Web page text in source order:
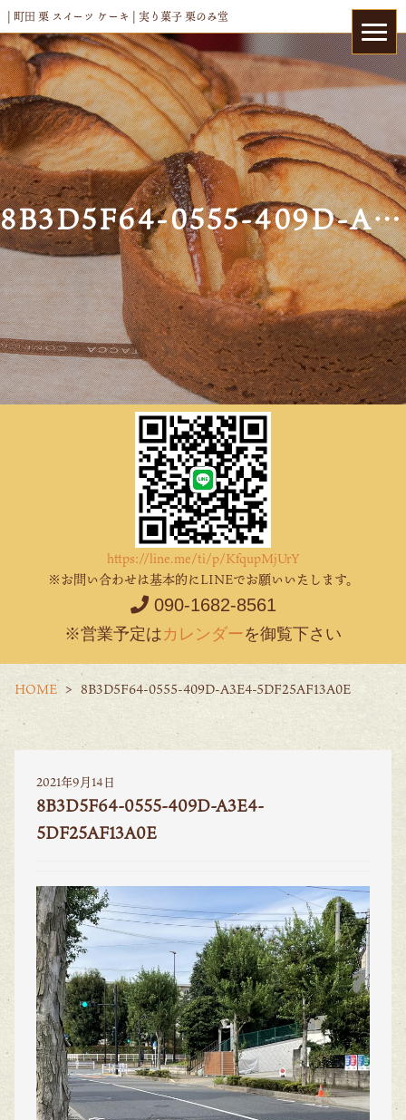
| 町田 栗 スイーツ ケーキ | 実り菓子 栗のみ堂
8B3D5F64-0555-409D-A3E4-5DF25AF13A0E
https://line.me/ti/p/KfqupMjUrY
※お問い合わせは基本的にLINEでお願いいたします。
090-1682-8561
※営業予定はカレンダーを御覧下さい
HOME 8B3D5F64-0555-409D-A3E4-5DF25AF13A0E
2021年9月14日
8B3D5F64-0555-409D-A3E4-
5DF25AF13A0E